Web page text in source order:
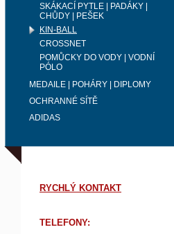
SKÁKACÍ PYTLE | PADÁKY |
CHŮDY | PEŠEK
KIN-BALL
CROSSNET
POMŮCKY DO VODY | VODNÍ
PÓLO
MEDAILE | POHÁRY | DIPLOMY
OCHRANNÉ SÍTĚ
ADIDAS
RYCHLÝ KONTAKT
TELEFONY: